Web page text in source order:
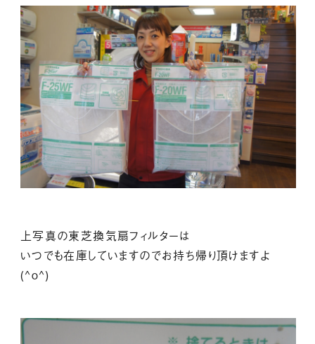
上写真の東芝換気扇フィルターは
いつでも在庫していますのでお持ち帰り頂けますよ
(^o^)